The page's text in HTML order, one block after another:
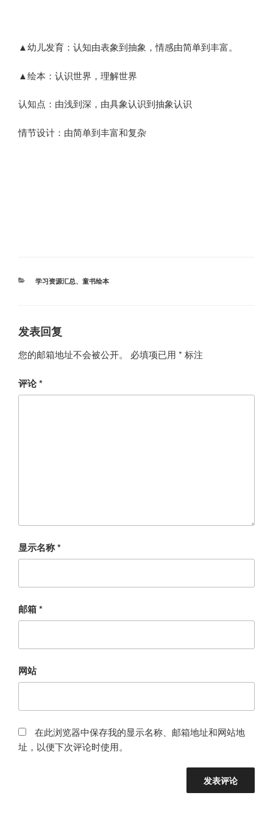
▲幼儿发育：认知由表象到抽象，情感由简单到丰富。
▲绘本：认识世界，理解世界
认知点：由浅到深，由具象认识到抽象认识
情节设计：由简单到丰富和复杂
分
学习资源汇总、 童书绘本
发表回复
您的邮箱地址不会被公开。 必填项已用 * 标注
评论*
显示名称*
邮箱*
网站
在此浏览器中保存我的显示名称、邮箱地址和网站地
址，以便下次评论时使用。